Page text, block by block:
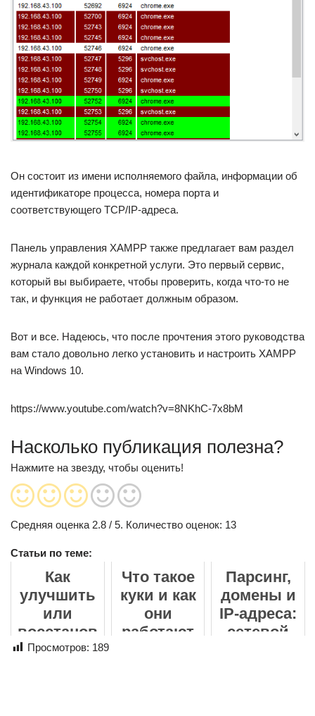
Он состоит из имени исполняемого файла, информации об
идентификаторе процесса, номера порта и
соответствующего TCP/IP-адреса.
Панель управления XAMPP также предлагает вам раздел
журнала каждой конкретной услуги. Это первый сервис,
который вы выбираете, чтобы проверить, когда что-то не
так, и функция не работает должным образом.
Вот и все. Надеюсь, что после прочтения этого руководства
вам стало довольно легко установить и настроить XAMPP
на Windows 10.
https://www.youtube.com/watch?v=8NKhC-7x8bM
Насколько публикация полезна?
Нажмите на звезду, чтобы оценить!
Средняя оценка 2.8 / 5. Количество оценок: 13
Статьи по теме:
Как
улучшить
или
восстанов
ить фото
Что такое
куки и как
они
работают
Парсинг,
домены и
IP-адреса:
сетевой
Просмотров: 189